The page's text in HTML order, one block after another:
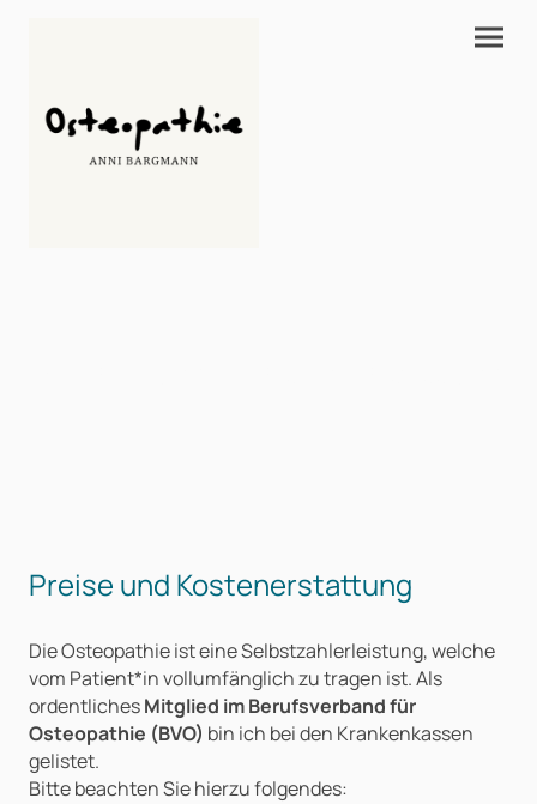
Preise und Kostenerstattung
Die Osteopathie ist eine Selbstzahlerleistung, welche
vom Patient*in vollumfänglich zu tragen ist. Als
ordentlichesMitglied im Berufsverband für
Osteopathie (BVO) bin ich bei den Krankenkassen
gelistet.
Bitte beachten Sie hierzu folgendes: